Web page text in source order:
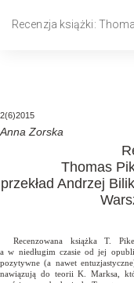
doRecenzja książki: